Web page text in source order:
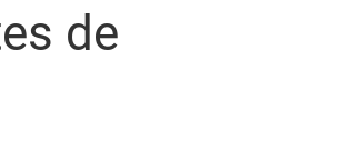
de